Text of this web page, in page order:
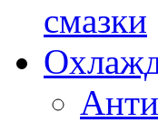
смазки